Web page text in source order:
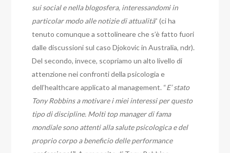
sui social e nella blogosfera, interessandomi in
particolar modo alle notizie di attualità” (ci ha
tenuto comunque a sottolineare che s’è fatto fuori
dalle discussioni sul caso Djokovic in Australia, ndr).
Del secondo, invece, scopriamo un alto livello di
attenzione nei confronti della psicologia e
dell’healthcare applicato al management. “E’ stato
Tony Robbins a motivare i miei interessi per questo
tipo di discipline. Molti top manager di fama
mondiale sono attenti alla salute psicologica e del
proprio corpo a beneficio delle performance